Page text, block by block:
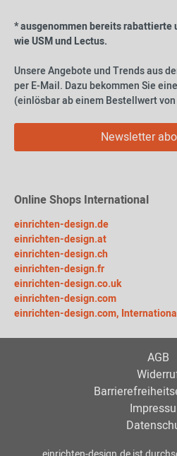
* ausgenommen bereits rabattierte
wie USM und Lectus.
Unsere Angebote und Trends aus
per E-Mail. Dazu bekommen Sie
(einlösbar ab einem Bestellwert
Newsletter
Online Shops International
einrichten-design.de
einrichten-design.at
einrichten-design.ch
einrichten-design.fr
einrichten-design.co.uk
einrichten-design.com
einrichten-design.com,
AGB